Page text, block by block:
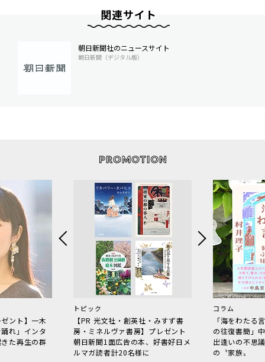
関連サイト
朝日新聞社のニュースサイト
朝日新聞（デジタル版）
ント】一木
れ」インタ
た再生の群
トピック
【PR 光文社・創英社・みすず書
房・ミネルヴァ書房】プレゼント
朝日新聞1面広告の本、好書好日メ
ルマガ読者計20名様に
コラム
「海をわた
の往復書簡」
出逢いの不思
の〝家族〟